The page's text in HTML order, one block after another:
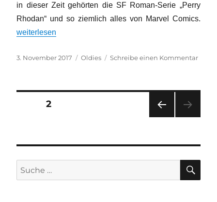
in dieser Zeit gehörten die SF Roman-Serie „Perry
Rhodan“ und so ziemlich alles von Marvel Comics.
„Marterpfähle oder die Kunst der
weiterlesen
Veröffentlicht
3. November 2017 Kategorien
Oldies Schreibe einen Kommentarzu
Beitragsnavigation
SEIT
E
SEITE2
Suche
nach: